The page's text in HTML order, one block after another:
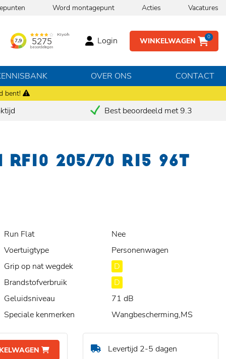
bent!
Word montagepunt Acties Vacatures
WINKELWAGEN 0
Login
OVER ONS CONTACT
Best beoordeeld met 9.3
RF10 205/70 R15 96T
Run Flat
Nee
Voertuigtype
Personenwagen
Grip op nat wegdek
D
Brandstofverbruik
D
Geluidsniveau
71 dB
Speciale kenmerken
Wangbescherming,MS
Levertijd 2-5 dagen